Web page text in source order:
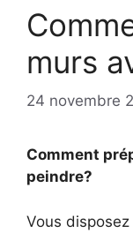
murs
24 novembre
Comment
peindre?
Vous